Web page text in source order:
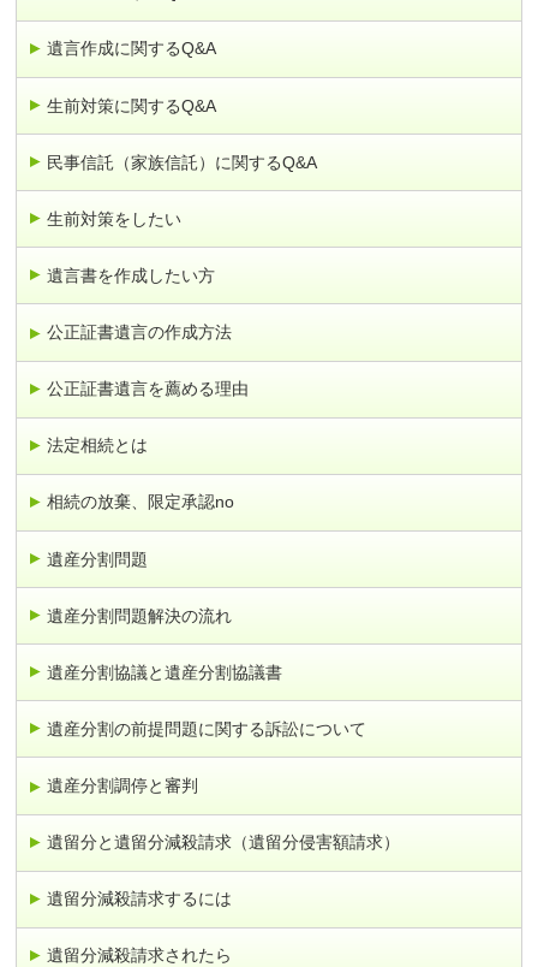
遺言作成に関するQ&A
生前対策に関するQ&A
民事信託（家族信託）に関するQ&A
生前対策をしたい
遺言書を作成したい方
公正証書遺言の作成方法
公正証書遺言を薦める理由
法定相続とは
相続の放棄、限定承認no
遺産分割問題
遺産分割問題解決の流れ
遺産分割協議と遺産分割協議書
遺産分割の前提問題に関する訴訟について
遺産分割調停と審判
遺留分と遺留分減殺請求（遺留分侵害額請求）
遺留分減殺請求するには
遺留分減殺請求されたら